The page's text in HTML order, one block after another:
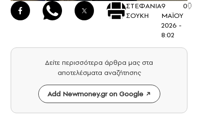
ΣΤΕΦΑΝΙΑ
ΣΟΥΚΗ
9
ΜΑΪΟΥ
2026 -
8:02
0
Δείτε περισσότερα άρθρα μας στα
αποτελέσματα αναζήτησης
Add Newmoney.gr on Google